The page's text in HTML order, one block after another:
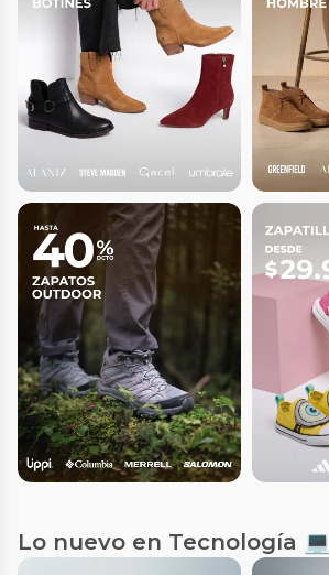
Lo nuevo en Tecnología 💻